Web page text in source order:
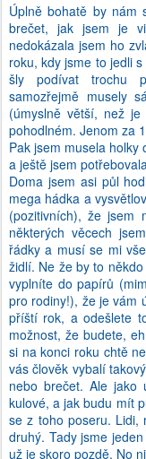
Úplně bohatě by
brečet, jak jsem je
nedokázala jsem ho
roku, kdy jsme to jedli
šly podívat trochu
samozřejmě musely
(úmyslně větší, než
pohodlném. Jenom za
Pak jsem musela holky
a ještě jsem
Doma jsem asi půl
mega hádka a
(pozitivních), že jsem
některých věcech
řádky a musí se mi
židlí. Ne že by to
vyplníte do papírů
pro rodiny!), že je vám
příští rok, a odešlete
možnost, že budete,
si na konci roku chtě
vás člověk vybalí
nebo brečet. Ale jako
kulové, a jak budu mít
se z toho poseru. Lidi,
druhý. Tady jsme
už je skoro pozdě. No